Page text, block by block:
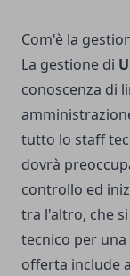
Com'è la
La gestione di
conoscenza di
tutto lo staff
dovrà
controllo ed
tra l'altro, che
tecnico per
offerta include